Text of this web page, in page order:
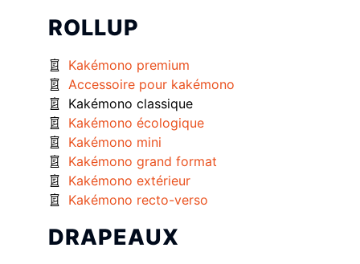
ROLLUP
Kakémono premium
Accessoire pour kakémono
Kakémono classique
Kakémono écologique
Kakémono mini
Kakémono grand format
Kakémono extérieur
Kakémono recto-verso
DRAPEAUX